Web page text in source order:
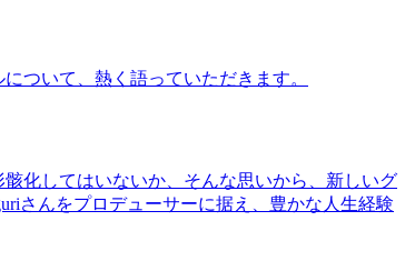
ついて、熱く語っていただきます。
化してはいないか、そんな思いから、新しいグ
さんをプロデューサーに据え、豊かな人生経験